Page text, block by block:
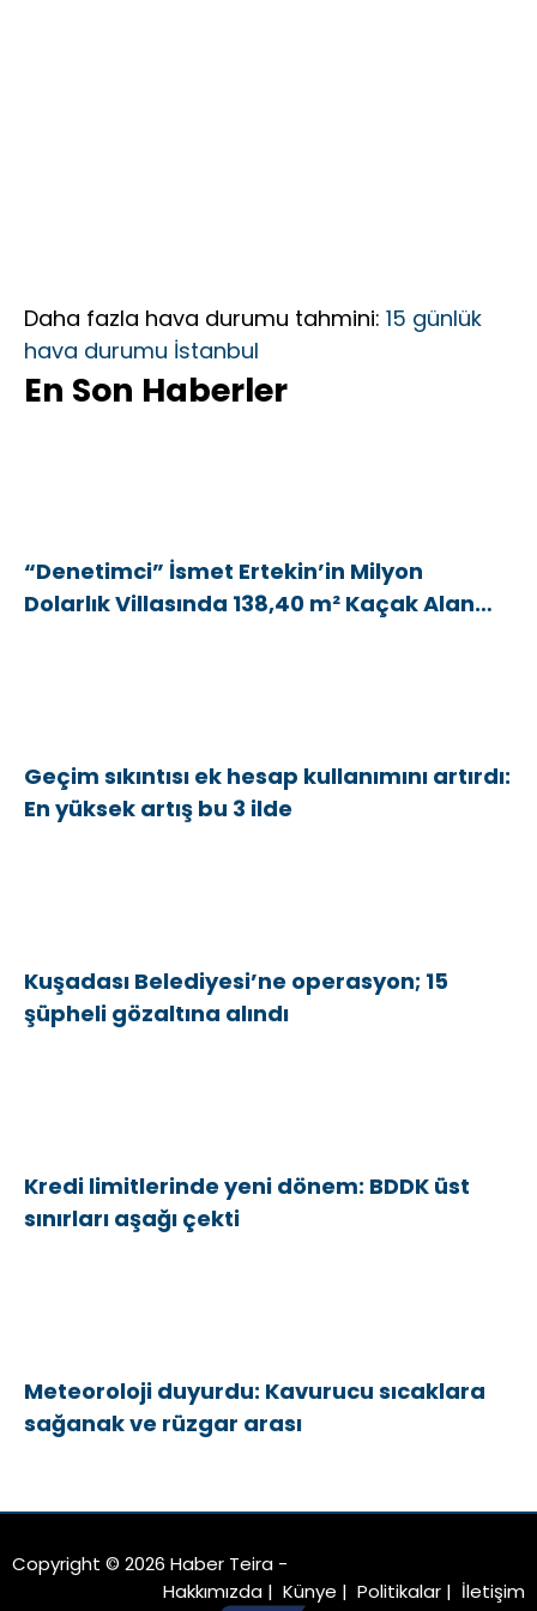
Daha fazla hava durumu tahmini: 15 günlük
hava durumu İstanbul
En Son Haberler
“Denetimci” İsmet Ertekin’in Milyon
Dolarlık Villasında 138,40 m² Kaçak Alan
Geçim sıkıntısı ek hesap kullanımını artırdı:
En yüksek artış bu 3 ilde
Kuşadası Belediyesi’ne operasyon; 15
şüpheli gözaltına alındı
Kredi limitlerinde yeni dönem: BDDK üst
sınırları aşağı çekti
Meteoroloji duyurdu: Kavurucu sıcaklara
sağanak ve rüzgar arası
Copyright © 2026 Haber Teira -
Hakkımızda | Künye | Politikalar | İletişim